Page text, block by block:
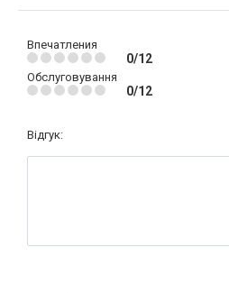
Впечатления
0/12
Обслуговування
0/12
Відгук: